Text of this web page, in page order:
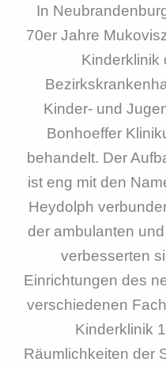
In
70er Jahre
Kinderklinik
Kinder- und
Bonhoeffer
behandelt. Der
ist eng mit den
Heydolph
der ambulanten
verbesserten
Einrichtungen des
verschiedenen
Kinderklinik
Räumlichkeiten der